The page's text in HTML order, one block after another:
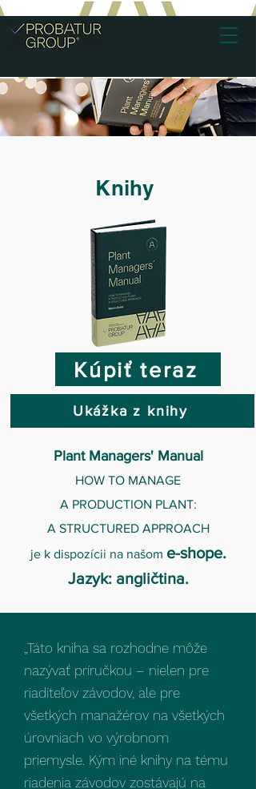
Knihy
Kúpiť teraz
Ukážka z knihy
Plant Managers' Manual​
HOW TO MANAGE​
A PRODUCTION PLANT:​
A STRUCTURED APPROACH​
je k dispozícii na našom e-shope.
Jazyk: angličtina.
„Táto kniha sa rozhodne môže
nazývať príručkou – nielen pre
riaditeľov závodov, ale pre
všetkých manažérov na všetkých
úrovniach vo výrobnom
priemysle. Kým iné knihy na tému
riadenia závodov zostávajú na